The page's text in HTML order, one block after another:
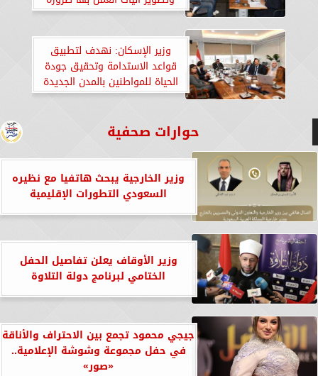
وزير الإسكان: نهدف لتطبيق
قواعد الاستدامة وتحقيق جودة
الحياة للمواطنين بالمدن الجديدة
حوارات صحفية
وزير الخارجية يبحث هاتفيا مع نظيره
السعودي التطورات الإقليمية
وزير الأوقاف يعلن تفاصيل الحفل
الختامي لبرنامج دولة التلاوة
جيجي محمود تجمع بين الاحتراف والأناقة
في حفل مجموعة وشوشة الإعلامية..
«صور»